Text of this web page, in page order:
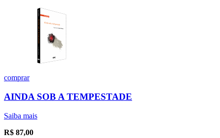
comprar
AINDA SOB A TEMPESTADE
Saiba mais
R$ 87,00